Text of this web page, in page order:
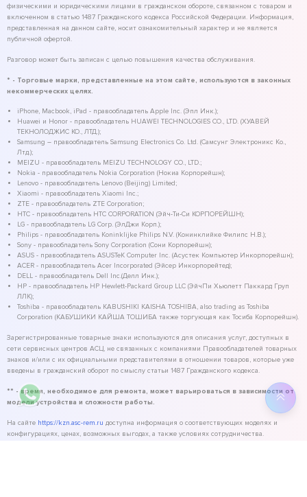
физическими и юридическими лицами в гражданском обороте, связанном с товаром и
включенном в статью 1487 Гражданского кодекса Российской Федерации. Информация,
представленная на данном сайте, носит ознакомительный характер и не является
публичной офертой.
Разговор может быть записан с целью повышения качества обслуживания.
* - Торговые марки, представленные на этом сайте, используются в законных
некоммерческих целях.
iPhone, Macbook, iPad - правообладатель Apple Inc. (Эпл Инк.);
Huawei и Honor - правообладатель HUAWEI TECHNOLOGIES CO., LTD. (ХУАВЕЙ
ТЕКНОЛОДЖИС КО., ЛТД.);
Samsung – правообладатель Samsung Electronics Co. Ltd. (Самсунг Электроникс Ко.,
Лтд.);
MEIZU - правообладатель MEIZU TECHNOLOGY CO., LTD.;
Nokia - правообладатель Nokia Corporation (Нокиа Корпорейшн);
Lenovo - правообладатель Lenovo (Beijing) Limited;
Xiaomi - правообладатель Xiaomi Inc.;
ZTE - правообладатель ZTE Corporation;
HTC - правообладатель HTC CORPORATION (Эйч-Ти-Си КОРПОРЕЙШН);
LG - правообладатель LG Corp. (ЭлДжи Корп.);
Philips - правообладатель Koninklijke Philips N.V. (Конинклийке Филипс Н.В.);
Sony - правообладатель Sony Corporation (Сони Корпорейшн);
ASUS - правообладатель ASUSTeK Computer Inc. (Асустек Компьютер Инкорпорейшн);
ACER - правообладатель Acer Incorporated (Эйсер Инкорпорейтед);
DELL - правообладатель Dell Inc.(Делл Инк.);
HP - правообладатель HP Hewlett-Packard Group LLC (ЭйчПи Хьюлетт Паккард Груп
ЛЛК);
Toshiba - правообладатель KABUSHIKI KAISHA TOSHIBA, also trading as Toshiba
Corporation (КАБУШИКИ КАЙША ТОШИБА также торгующая как Тосиба Корпорейшн).
Зарегистрированные товарные знаки используются для описания услуг, доступных в
сети сервисных центров АСЦ, не связанных с компаниями Правообладателей товарных
знаков и/или с их официальными представителями в отношении товаров, которые уже
введены в гражданский оборот по смыслу статьи 1487 Гражданского кодекса.
** - время, необходимое для ремонта, может варьироваться в зависимости от
модели устройства и сложности работы.
На сайте https://kzn.asc-rem.ru доступна информация о соответствующих моделях и
конфигурациях, ценах, возможных выгодах, а также условиях сотрудничества.